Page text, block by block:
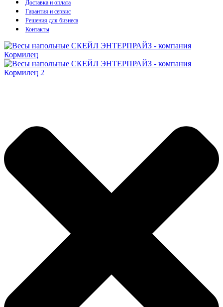
Доставка и оплата
Гарантия и сервис
Решения для бизнеса
Контакты